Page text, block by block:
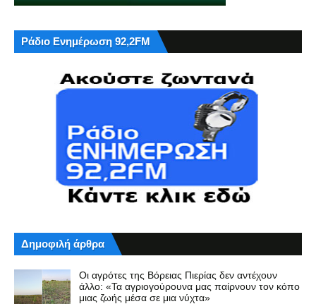
Ράδιο Ενημέρωση 92,2FM
Δημοφιλή άρθρα
Οι αγρότες της Βόρειας Πιερίας δεν αντέχουν
άλλο: «Τα αγριογούρουνα μας παίρνουν τον κόπο
μιας ζωής μέσα σε μια νύχτα»